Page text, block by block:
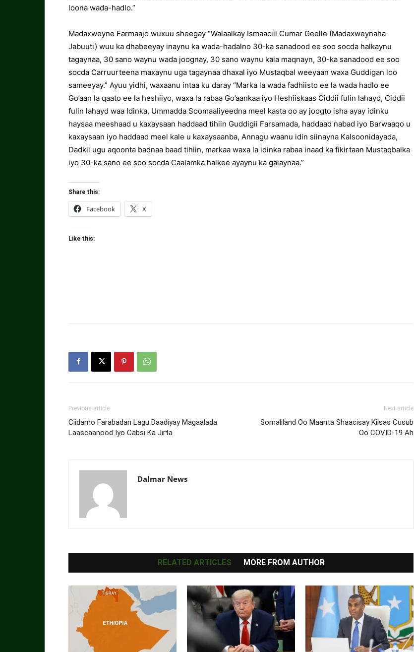
loona wada-hadlo.”
Madaxweyne Farmaajo wuxuu sheegay “Walaalkay Ismaaciil Cumar Geelle (Madaxweynaha
Jabuuti) wuu ka dhabeeyay inaynu ka wada-hadalno 30-ka sanadood ee soo socda halkaynu
tagaynaa, 30 sano waynu wada joognay, 30 sano waynu kala maqnayn, 30-ka sanadood ee soo
socda Carruurteena maxaynu uga tagaynaa dhaxal iyo Mustaqbal weeyaan waxa Guddigan loo
sameeyay.” Ayuu yidhi, waxaanu intaa ku daray “Marka la wada fadhiisto ee la wada hadlo ee
Go’aan la qaato ee la heshiiyo, waxa la rabaa Go’aankaa iyo Heshiiskaas Ciddii fulin lahayd, Ciddii
fulin lahayd waa Idinka, Ummadda Soomaaliyeedna meel kasta oo ay joogto isha ayay idinku
haysaa meeshaad u kaxaysaan haddaad tihiin Guddigii Farsamada, haddaad nabad iyo Barwaaqo u
kaxaysaan iyo haddaad meel kale u kaxaysaanba, Annagu waanu idin siinayna Kalsoonidayada,
Dadkii ugu aqoonta badnaa baad tihiin, markaa waxa la idinka rabaa inaad ka fikirtaan Mustaqbalka
iyo 30-ka sano ee soo socda Caalamka halkee ayaynu ka galaynaa.”
Share this:
Facebook X
Like this:
Previous article
Ciidamo Farabadan Lagu Daadiyay Magaalada
Laascaanood Iyo Cabsi Ka Jirta
Next article
Somaliland Oo Maanta Shaacisay Kiisas Cusub
Oo COVID-19 Ah
Dalmar News
RELATED ARTICLES MORE FROM AUTHOR